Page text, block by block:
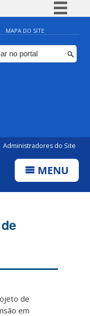
Simplifique!
Comunica BR
Participe
MAPA DO SITE
Administradores do Site
MENU
de
em